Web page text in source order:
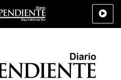
Policiaca Deportes Cultura